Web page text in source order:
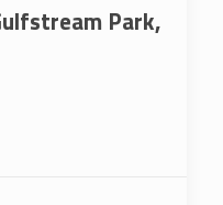
Park,